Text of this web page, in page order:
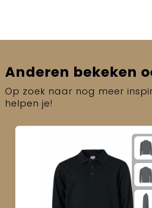
Anderen bekeken
Op zoek naar nog meer
helpen je!